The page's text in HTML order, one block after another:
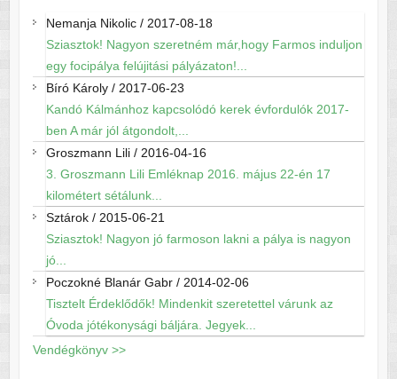
Nemanja Nikolic/ 2017-08-18
Sziasztok! Nagyon szeretném már,hogy Farmos induljon
egy focipálya felújitási pályázaton!...
Bíró Károly/ 2017-06-23
Kandó Kálmánhoz kapcsolódó kerek évfordulók 2017-
ben A már jól átgondolt,...
Groszmann Lili/ 2016-04-16
3. Groszmann Lili Emléknap 2016. május 22-én 17
kilométert sétálunk...
Sztárok/ 2015-06-21
Sziasztok! Nagyon jó farmoson lakni a pálya is nagyon
jó...
Poczokné Blanár Gabr/ 2014-02-06
Tisztelt Érdeklődők! Mindenkit szeretettel várunk az
Óvoda jótékonysági báljára. Jegyek...
Vendégkönyv >>